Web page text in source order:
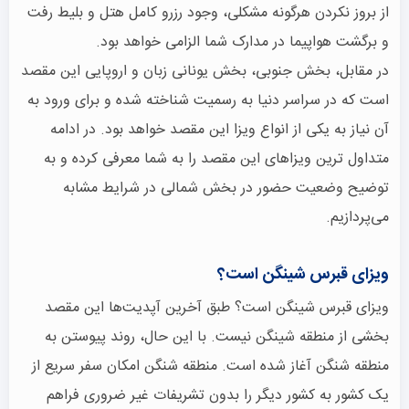
از بروز نکردن هرگونه مشکلی، وجود رزرو کامل هتل و بلیط رفت
و برگشت هواپیما در مدارک شما الزامی خواهد بود.
در مقابل، بخش جنوبی، بخش یونانی زبان و اروپایی این مقصد
است که در سراسر دنیا به رسمیت شناخته شده و برای ورود به
آن نیاز به یکی از انواع ویزا این مقصد خواهد بود. در ادامه
متداول ترین ویزاهای این مقصد را به شما معرفی کرده و به
توضیح وضعیت حضور در بخش شمالی در شرایط مشابه
می‌پردازیم.
ویزای قبرس شینگن است؟
ویزای قبرس شینگن است؟ طبق آخرین آپدیت‌ها این مقصد
بخشی از منطقه شینگن نیست. با این حال، روند پیوستن به
منطقه شنگن آغاز شده است. منطقه شنگن امکان سفر سریع از
یک کشور به کشور دیگر را بدون تشریفات غیر ضروری فراهم